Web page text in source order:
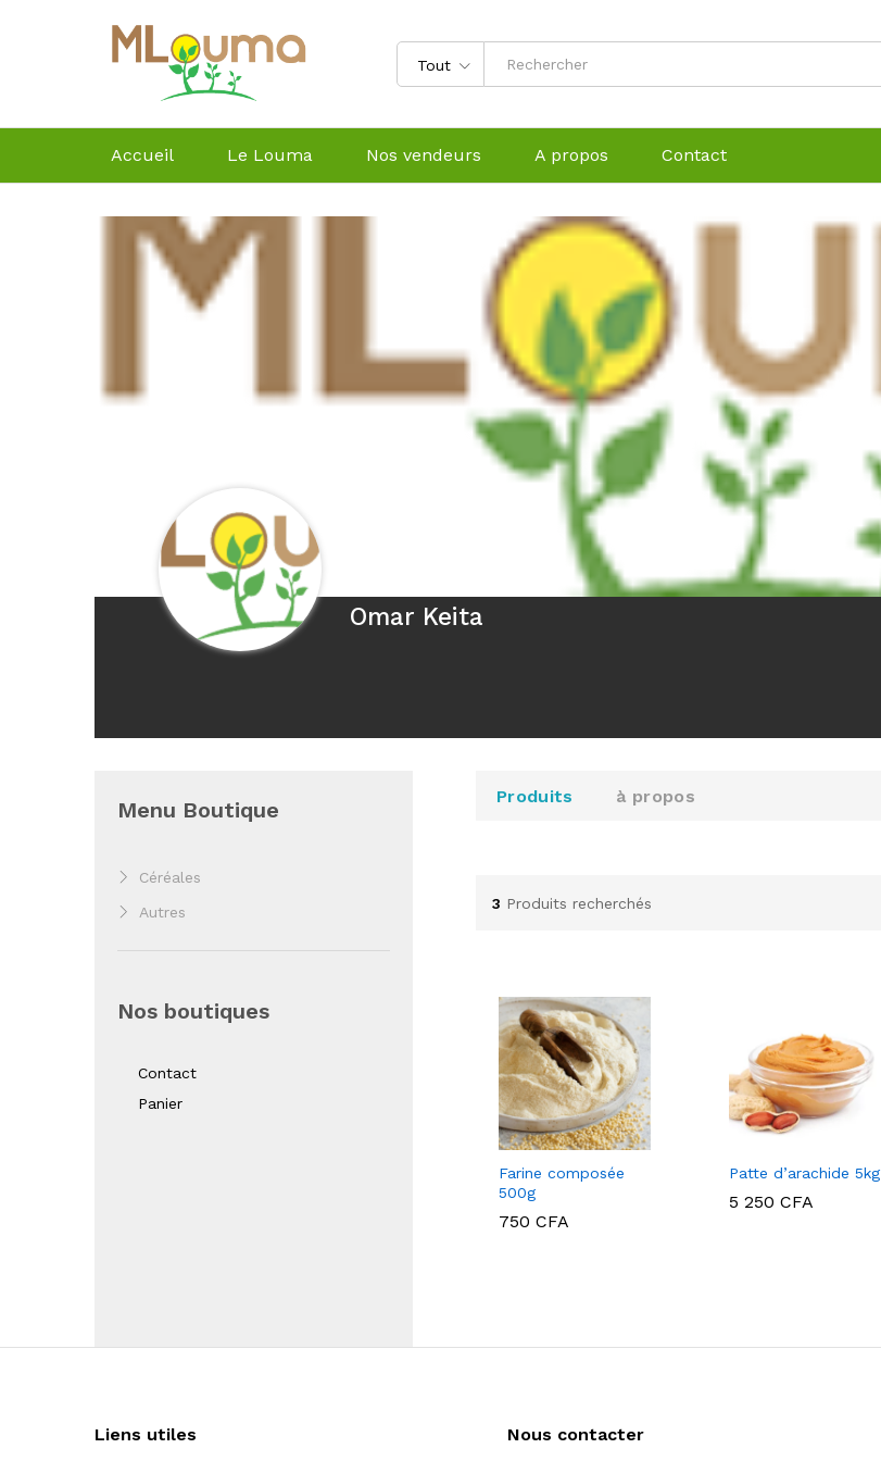
Tout
Accueil Le Louma Nos vendeurs A propos Contact
Omar Keita
Produits à propos
3 Produits recherchés
Farine composée
500g
750 CFA
Patte d’arachide 5kg
5 250CFA
Menu Boutique
Céréales
Autres
Nos boutiques
Contact
Panier
Liens utiles Nous contacter